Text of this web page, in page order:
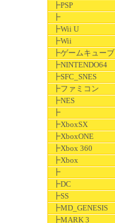
┣PSP
┣
┣Wii U
┣Wii
┣ゲームキューブ
┣NINTENDO64
┣SFC_SNES
┣ファミコン
┣NES
┣
┣XboxSX
┣XboxONE
┣Xbox 360
┣Xbox
┣
┣DC
┣SS
┣MD_GENESIS
┣MARK 3